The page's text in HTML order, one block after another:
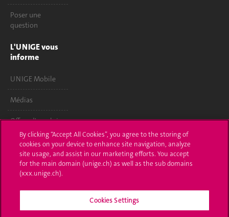
Poser une
question
L'UNIGE vous
informe
UNIGE Mobile
Médias
Offres d'emploi
Bibliothèque
Calendrier
académique
Médias sociaux
By clicking “Accept All Cookies”, you agree to the storing of
cookies on your device to enhance site navigation, analyze
site usage, and assist in our marketing efforts. You accept
for the main domain (unige.ch) as well as the sub domains
(xxx.unige.ch).
Cookies Settings